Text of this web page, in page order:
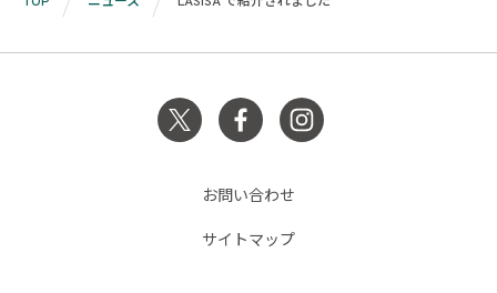
お問い合わせ
サイトマップ